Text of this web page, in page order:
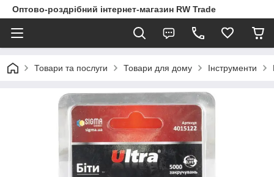
Оптово-роздрібний інтернет-магазин RW Trade
Товари та послуги Товари для дому Інструменти